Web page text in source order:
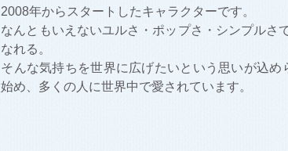
2008年からスタートしたキャラクターです。
なんともいえないユルさ・ポップさ・シンプルさ
なれる。
そんな気持ちを世界に広げたいという思いが込
始め、多くの人に世界中で愛されています。